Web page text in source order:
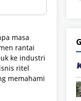
masa
rantai
ke industri
ritel
memahami